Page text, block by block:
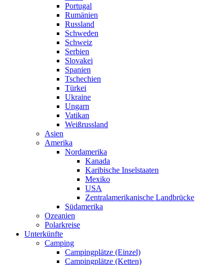
Portugal
Rumänien
Russland
Schweden
Schweiz
Serbien
Slovakei
Spanien
Tschechien
Türkei
Ukraine
Ungarn
Vatikan
Weißrussland
Asien
Amerika
Nordamerika
Kanada
Karibische Inselstaaten
Mexiko
USA
Zentralamerikanische Landbrücke
Südamerika
Ozeanien
Polarkreise
Unterkünfte
Camping
Campingplätze (Einzel)
Campingplätze (Ketten)